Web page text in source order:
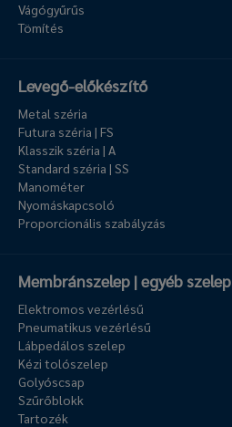
Vágógyűrűs
Tömítés
Levegő-előkészítő
Metal széria
Futura széria | FS
Klasszik széria | A
Standard széria | SS
Manométer
Nyomáskapcsoló
Proporcionális szabályzás
Membránszelep | egyéb szelep
Elektromos vezérlésű
Pneumatikus vezérlésű
Lábpedálos szelep
Kézi tolószelep
Golyóscsap
Szűrőblokk
Tartozék